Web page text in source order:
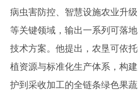
病虫害防控、智慧设施农业升
等关键领域，输出一系列可落
技术方案。他提出，农垦可依
植资源与标准化生产体系，构
护到采收加工的全链条绿色果